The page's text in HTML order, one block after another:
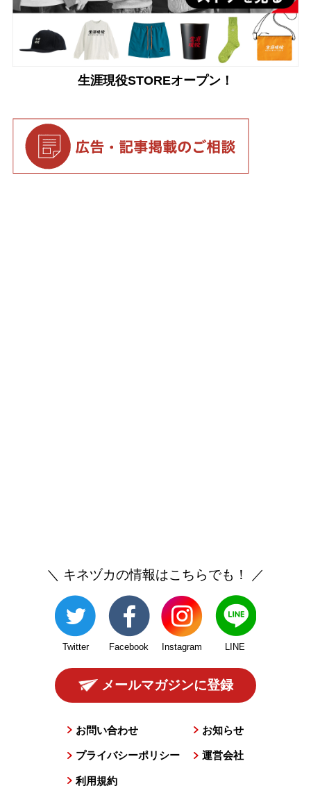
生涯現役STOREオープン！
＼ キネヅカの情報はこちらでも！ ／
Twitter Facebook Instagram LINE
メールマガジンに登録
お問い合わせ
プライバシーポリシー
利用規約
お知らせ
運営会社